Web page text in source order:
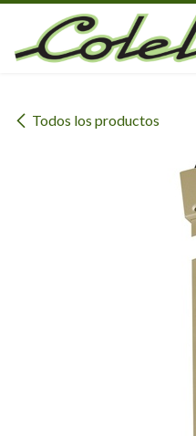
Ir al contenido
Todos los productos